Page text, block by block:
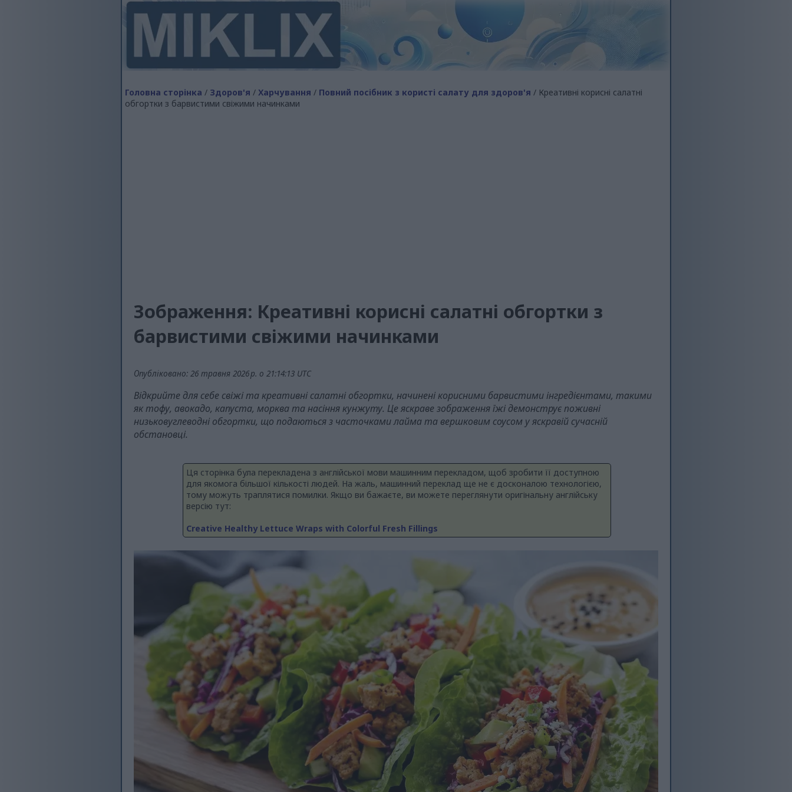
Головна сторінка / Здоров'я / Харчування / Повний посібник з користі салату для здоров'я / Креативні корисні салатні
обгортки з барвистими свіжими начинками
Зображення: Креативні корисні салатні обгортки з
барвистими свіжими начинками
Опубліковано: 26 травня 2026 р. о 21:14:13 UTC
Відкрийте для себе свіжі та креативні салатні обгортки, начинені корисними барвистими інгредієнтами, такими
як тофу, авокадо, капуста, морква та насіння кунжуту. Це яскраве зображення їжі демонструє поживні
низьковуглеводні обгортки, що подаються з часточками лайма та вершковим соусом у яскравій сучасній
обстановці.
Ця сторінка була перекладена з англійської мови машинним перекладом, щоб зробити її доступною
для якомога більшої кількості людей. На жаль, машинний переклад ще не є досконалою технологією,
тому можуть траплятися помилки. Якщо ви бажаєте, ви можете переглянути оригінальну англійську
версію тут:
Creative Healthy Lettuce Wraps with Colorful Fresh Fillings